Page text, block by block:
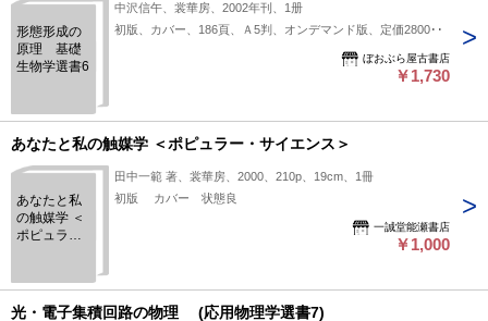
形態形成の
原理 基礎
生物学選書6
中沢信午、裳華房、2002年刊、1册
初版、カバー、186頁、Ａ5判、オンデマンド版、定価2800円
ぼおぶら屋古書店
￥1,730
あなたと私の触媒学 ＜ポピュラー・サイエンス＞
あなたと私
の触媒学 ＜
ポピュラ
田中一範 著、裳華房、2000、210p、19cm、1冊
初版 カバー 状態良
一誠堂能瀬書店
￥1,000
光・電子集積回路の物理 (応用物理学選書7)